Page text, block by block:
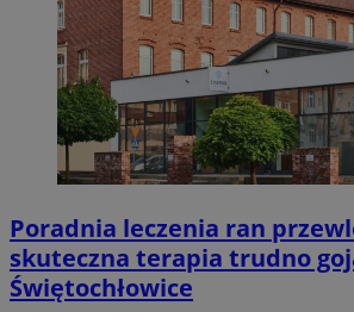
Poradnia leczenia ran
skuteczna terapia trudno
Świętochłowice
Nazwa
SessID
QeSessID
__cf_bm